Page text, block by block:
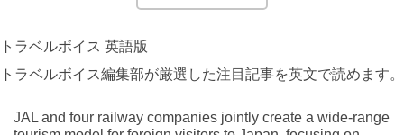
トラベルボイス 英語版
トラベルボイス編集部が厳選した注目記事を英文で読めます。
JAL and four railway companies jointly create a wide-range